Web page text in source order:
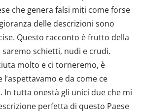
che genera falsi miti come forse
delle descrizioni sono
Questo racconto è frutto della
schietti, nudi e crudi.
molto e ci torneremo, è
l’aspettavamo e da come ce
In tutta onestà gli unici due che mi
perfetta di questo Paese